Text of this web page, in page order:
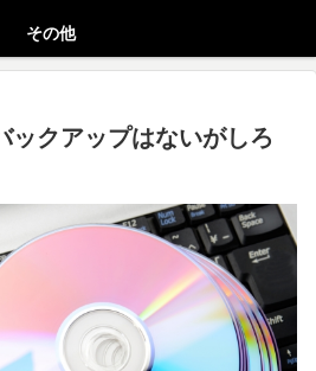
その他
ックアップはないがしろ